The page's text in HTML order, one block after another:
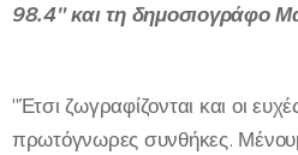
98.4" και τη δημοσιογράφο
"Έτσι ζωγραφίζονται και οι
πρωτόγνωρες συνθήκες.